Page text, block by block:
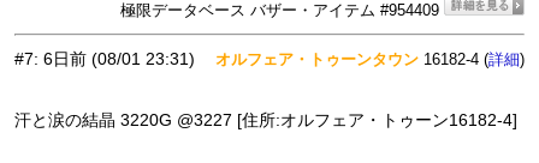
極限データベース バザー・アイテム #954409
#7: 6日前 (08/01 23:31) オルフェア・トゥーンタウン 16182-4 (詳細)
汗と涙の結晶 3220G @3227 [住所:オルフェア・トゥーン16182-4]